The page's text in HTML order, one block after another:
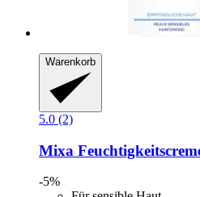
Warenkorb
5.0 (2)
Mixa
-5%